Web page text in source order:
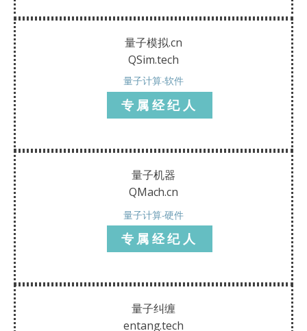
量子模拟.cn
QSim.tech
量子计算-软件
专属经纪人
量子机器
QMach.cn
量子计算-硬件
专属经纪人
量子纠缠
entang.tech